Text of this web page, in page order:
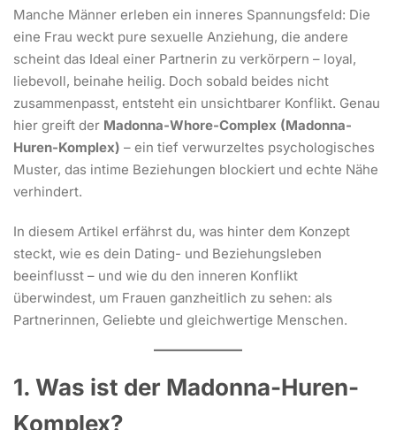
Manche Männer erleben ein inneres Spannungsfeld: Die
eine Frau weckt pure sexuelle Anziehung, die andere
scheint das Ideal einer Partnerin zu verkörpern – loyal,
liebevoll, beinahe heilig. Doch sobald beides nicht
zusammenpasst, entsteht ein unsichtbarer Konflikt. Genau
hier greift der Madonna-Whore-Complex (Madonna-
Huren-Komplex) – ein tief verwurzeltes psychologisches
Muster, das intime Beziehungen blockiert und echte Nähe
verhindert.
In diesem Artikel erfährst du, was hinter dem Konzept
steckt, wie es dein Dating- und Beziehungsleben
beeinflusst – und wie du den inneren Konflikt
überwindest, um Frauen ganzheitlich zu sehen: als
Partnerinnen, Geliebte und gleichwertige Menschen.
1. Was ist der Madonna-Huren-
Komplex?